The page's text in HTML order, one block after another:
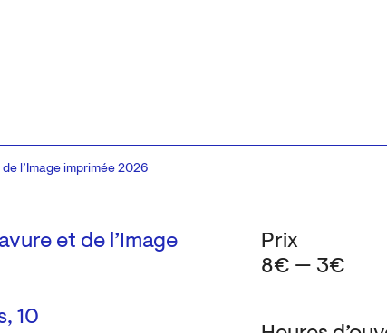
et de l’Image
10
Prix
8€ — 3€
l’Image imprimée 2026